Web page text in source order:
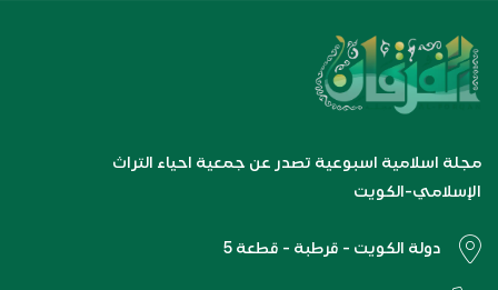
مجلة اسلامية اسبوعية تصدر عن جمعية احياء التراث
الإسلامي-الكويت
دولة الكويت - قرطبة - قطعة 5